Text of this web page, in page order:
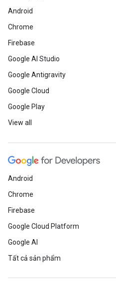
Android
Chrome
Firebase
Google AI Studio
Google Antigravity
Google Cloud
Google Play
View all
Android
Chrome
Firebase
Google Cloud Platform
Google AI
Tất cả sản phẩm